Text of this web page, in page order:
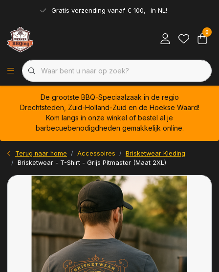
Gratis verzending vanaf € 100,- in NL!
0
De grootste BBQ-Speciaalzaak in de regio
Drechtsteden, Zuid-Holland-Zuid en de Hoekse Waard!
Kom langs in onze winkel of bestel al je
barbecuebenodigdheden gemakkelijk online.
Terug naar home Accessoires
Brisketwear Kleding
Brisketwear - T-Shirt - Grijs Pitmaster (Maat 2XL)